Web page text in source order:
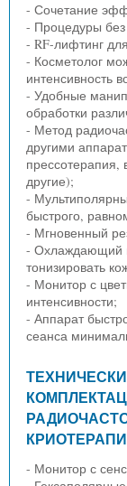
- Сочетание
- Процедуры
- RF-лифтинг
- Косметолог
интенсивность
- Удобные
обработки
- Метод
другими
прессотерапия,
другие);
-
быстрого,
- Мгновенный
- Охлаждающий
тонизировать
- Монитор с
интенсивности;
- Аппарат
сеанса
- Монитор с